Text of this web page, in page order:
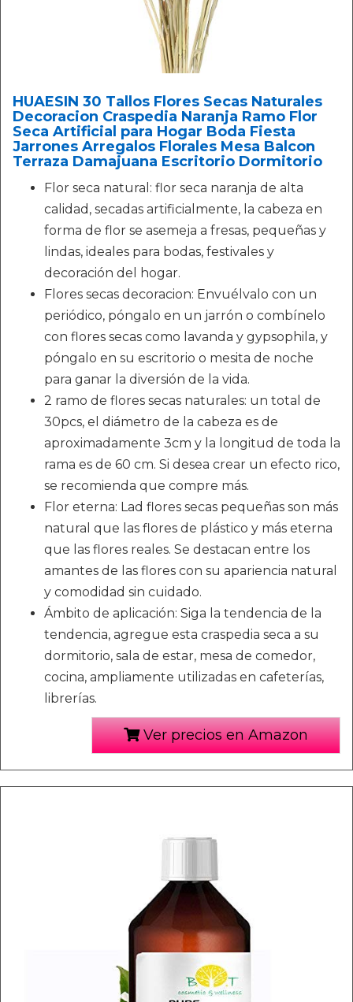
HUAESIN 30 Tallos Flores Secas Naturales
Decoracion Craspedia Naranja Ramo Flor
Seca Artificial para Hogar Boda Fiesta
Jarrones Arregalos Florales Mesa Balcon
Terraza Damajuana Escritorio Dormitorio
Flor seca natural: flor seca naranja de alta
calidad, secadas artificialmente, la cabeza en
forma de flor se asemeja a fresas, pequeñas y
lindas, ideales para bodas, festivales y
decoración del hogar.
Flores secas decoracion: Envuélvalo con un
periódico, póngalo en un jarrón o combínelo
con flores secas como lavanda y gypsophila, y
póngalo en su escritorio o mesita de noche
para ganar la diversión de la vida.
2 ramo de flores secas naturales: un total de
30pcs, el diámetro de la cabeza es de
aproximadamente 3cm y la longitud de toda la
rama es de 60 cm. Si desea crear un efecto rico,
se recomienda que compre más.
Flor eterna: Lad flores secas pequeñas son más
natural que las flores de plástico y más eterna
que las flores reales. Se destacan entre los
amantes de las flores con su apariencia natural
y comodidad sin cuidado.
Ámbito de aplicación: Siga la tendencia de la
tendencia, agregue esta craspedia seca a su
dormitorio, sala de estar, mesa de comedor,
cocina, ampliamente utilizadas en cafeterías,
librerías.
Ver precios en Amazon